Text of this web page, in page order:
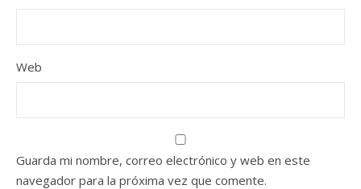
Web
Guarda mi nombre, correo electrónico y web en este
navegador para la próxima vez que comente.